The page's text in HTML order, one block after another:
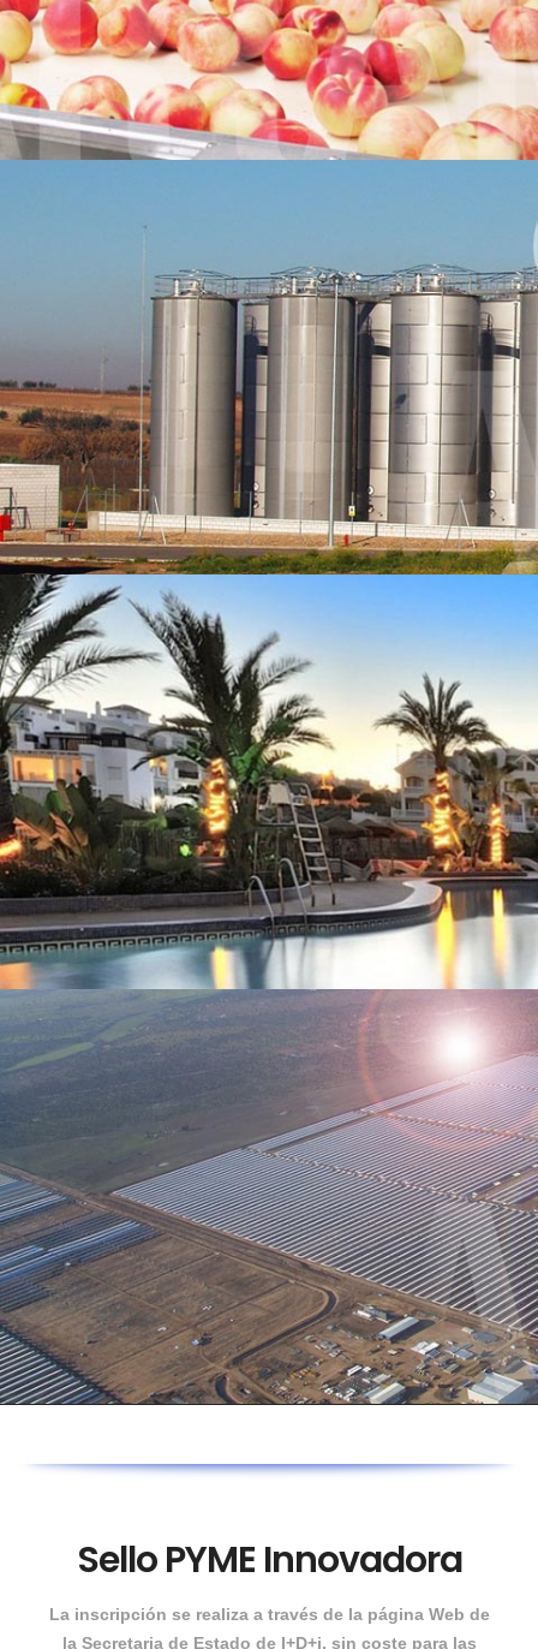
Industria en general
Ingeniería ARRAM Vector
Turismo, ocio y urbanismo
Ingeniería ARRAM Vector
Energía y mediambiente
Ingeniería ARRAM Vector
Sello PYME Innovadora
La inscripción se realiza a través de la página Web de
la Secretaria de Estado de I+D+i, sin coste para las